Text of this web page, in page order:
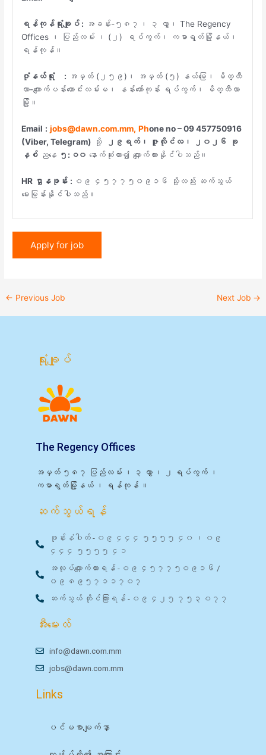
ရန်ကုန်ရုံးချုပ်: အခန်း-၅၈၇၊ ၃ လွှာ၊ The Regency
Offices ၊ ပြည်လမ်း ၊ (၂) ရပ်ကွက်၊ ကမာရွတ်မြို့နယ်၊
ရန်ကုန်။
ဇုံနယ်ရုံး : အမှတ် (၂၅၉)၊ အမှတ် (၅) နယ်မြေ၊ မိတ္ထီ
လာ-ကျောက်ပန်းတောင်းလမ်းမ၊ နန်းတော်ကုန်း ရပ်ကွက်၊ မိတ္ထီလာ
မြို့။
Email : jobs@dawn.com.mm, Phone no – 09 457750916
(Viber, Telegram) သို့ ၂၉ရက်၊ ဇူလိုင်လ၊ ၂၀၂၆
ခု
နှစ်ညနေ ၅ :ဝ၀ နောက်ဆုံးထား၍ လျှောက်ထားနိုင်ပါသည်။
HR ဌာနဖုန်း : ၀၉ ၄၅၇၇၅၀၉၁၆ သို့လည်း ဆက်သွယ်
မေးမြန်းနိုင်ပါသည်။
← Previous Job Next Job →
ရုံးချုပ်
The Regency Offices
အမှတ် ၅၈၇ ပြည်လမ်း ၊ ၃ လွှာ ၊ ၂ ရပ်ကွက် ၊
ကမာရွတ်မြို့နယ် ၊ ရန်ကုန် ။
ဆက်သွယ်ရန်
ဖုန်းနံပါတ် - ၀၉ ၄၄၄ ၅၅၅၅ ၄၀ ၊ ၀၉
၄၄၄ ၅၅၅၅ ၄၁
အလုပ်လျှောက်ထားရန် - ၀၉ ၄၅၇၇၅၀၉၁၆ /
၀၉ ၈၉၅၇၁၁၇၀၇
ဆက်သွယ် တိုင်ကြားရန် - ၀၉ ၄၂၅ ၇၅၃ ၀၇၇
အီးမေးလ်
info@dawn.com.mm
jobs@dawn.com.mm
Links
ပင်မစာမျက်နှာ